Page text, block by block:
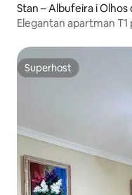
Stan – Albufeira i Olhos
Elegantan apartman T1
Superhost
Superhost